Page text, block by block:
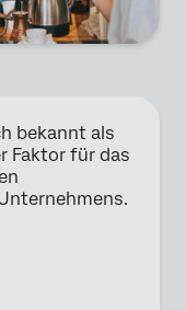
bekannt als
Faktor für das